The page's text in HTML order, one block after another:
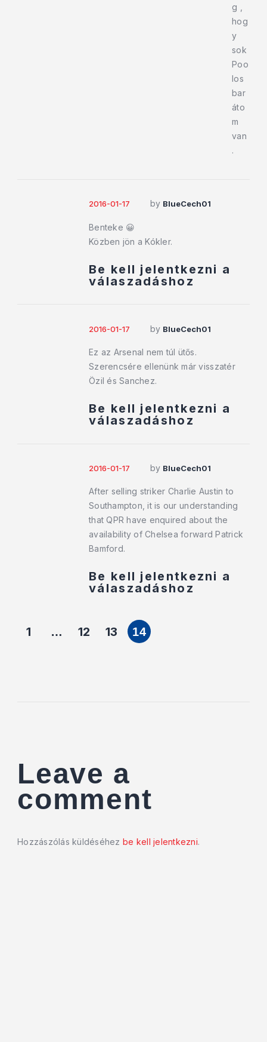
g ,
hog
y
sok
Poo
los
bar
áto
m
van
.
2016-01-17 by BlueCech01
Benteke 😀
Közben jön a Kókler.
Be kell jelentkezni a
válaszadáshoz
2016-01-17 by BlueCech01
Ez az Arsenal nem túl ütős.
Szerencsére ellenünk már visszatér
Özil és Sanchez.
Be kell jelentkezni a
válaszadáshoz
2016-01-17 by BlueCech01
After selling striker Charlie Austin to
Southampton, it is our understanding
that QPR have enquired about the
availability of Chelsea forward Patrick
Bamford.
Be kell jelentkezni a
válaszadáshoz
1 … 12 13 14
Leave a
comment
Hozzászólás küldéséhez be kell jelentkezni.